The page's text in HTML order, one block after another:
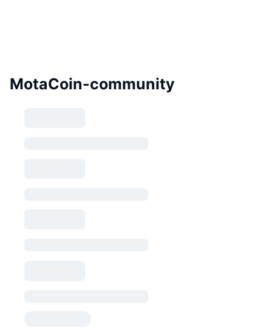
MotaCoin-community